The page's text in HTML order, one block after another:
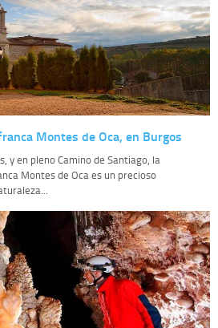
Montes de Oca, en Burgos
y en pleno Camino de Santiago, la
Montes de Oca es un precioso